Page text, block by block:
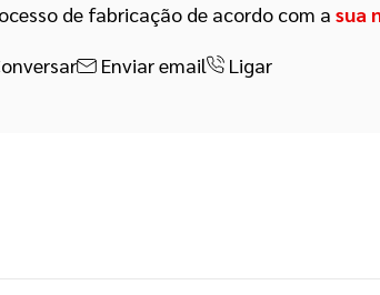
de fabricação de acordo com a sua
Enviar email Ligar